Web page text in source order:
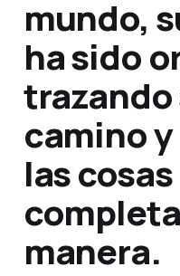
mundo,
ha sido
trazando
camino
las cosas
manera.